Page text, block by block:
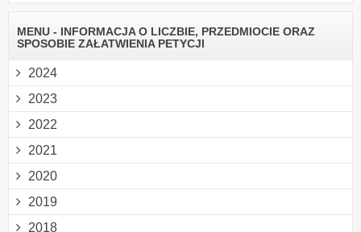
MENU - INFORMACJA O LICZBIE, PRZEDMIOCIE ORAZ
SPOSOBIE ZAŁATWIENIA PETYCJI
2024
2023
2022
2021
2020
2019
2018